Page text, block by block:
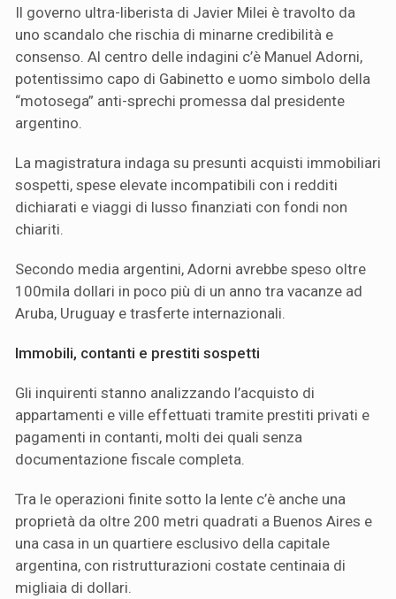
Il governo ultra-liberista di Javier Milei è travolto da
uno scandalo che rischia di minarne credibilità e
consenso. Al centro delle indagini c’è Manuel Adorni,
potentissimo capo di Gabinetto e uomo simbolo della
“motosega” anti-sprechi promessa dal presidente
argentino.
La magistratura indaga su presunti acquisti immobiliari
sospetti, spese elevate incompatibili con i redditi
dichiarati e viaggi di lusso finanziati con fondi non
chiariti.
Secondo media argentini, Adorni avrebbe speso oltre
100mila dollari in poco più di un anno tra vacanze ad
Aruba, Uruguay e trasferte internazionali.
Immobili, contanti e prestiti sospetti
Gli inquirenti stanno analizzando l’acquisto di
appartamenti e ville effettuati tramite prestiti privati e
pagamenti in contanti, molti dei quali senza
documentazione fiscale completa.
Tra le operazioni finite sotto la lente c’è anche una
proprietà da oltre 200 metri quadrati a Buenos Aires e
una casa in un quartiere esclusivo della capitale
argentina, con ristrutturazioni costate centinaia di
migliaia di dollari.